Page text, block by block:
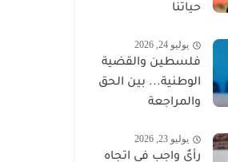
حياتنا
يوليو 24, 2026
فلسطين والقضية
الوطنية... بين الحق
والمراجعة
يوليو 23, 2026
رأيٌ واجب في اتجاه